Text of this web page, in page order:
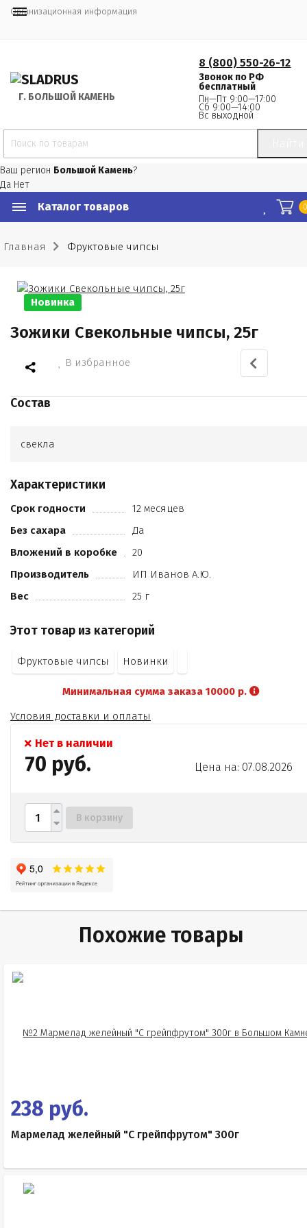
Организационная информация
Г. БОЛЬШОЙ КАМЕНЬ
8 (800) 550-26-12
Звонок по РФ
бесплатный
Пн—Пт 9:00—17:00
Сб 9:00—14:00
Вс выходной
Ваш регион Большой Камень?
Да Нет
Каталог товаров
Главная Фруктовые чипсы
Новинка
Зожики Свекольные чипсы, 25г
В избранное
Состав
свекла
Характеристики
Срок годности
12 месяцев
Без сахара
Да
Вложений в коробке
20
Производитель
ИП Иванов А.Ю.
Вес
25 г
Этот товар из категорий
Фруктовые чипсы Новинки
Минимальная сумма заказа 10000 р.
Условия доставки и оплаты
Нет в наличии
70 руб. Цена на: 07.08.2026
В корзину
Похожие товары
238 руб.
Мармелад желейный "С грейпфрутом" 300г